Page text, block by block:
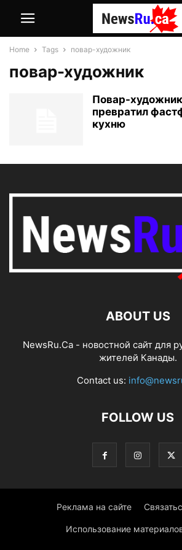
Home Tags повар-художник
повар-художник
Повар-
превратил
кухню
ABOUT US
NewsRu.Ca - новостной сайт для
жителей Канады.
Contact us:
FOLLOW US
Реклама на сайте
Использование